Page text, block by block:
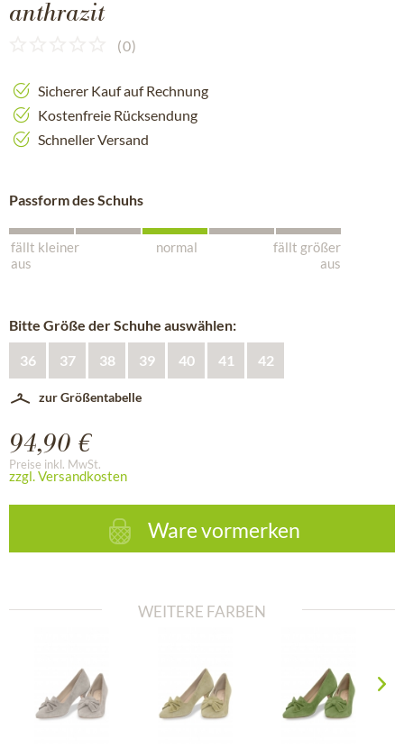
anthrazit
(0)
Sicherer Kauf auf Rechnung
Kostenfreie Rücksendung
Schneller Versand
Passform des Schuhs
fällt kleiner
aus
normal
fällt größer
aus
Bitte Größe der Schuhe auswählen:
36 37 38 39 40 41 42
zur Größentabelle
94,90 €
Preise inkl. MwSt.
zzgl. Versandkosten
Ware vormerken
WEITERE FARBEN